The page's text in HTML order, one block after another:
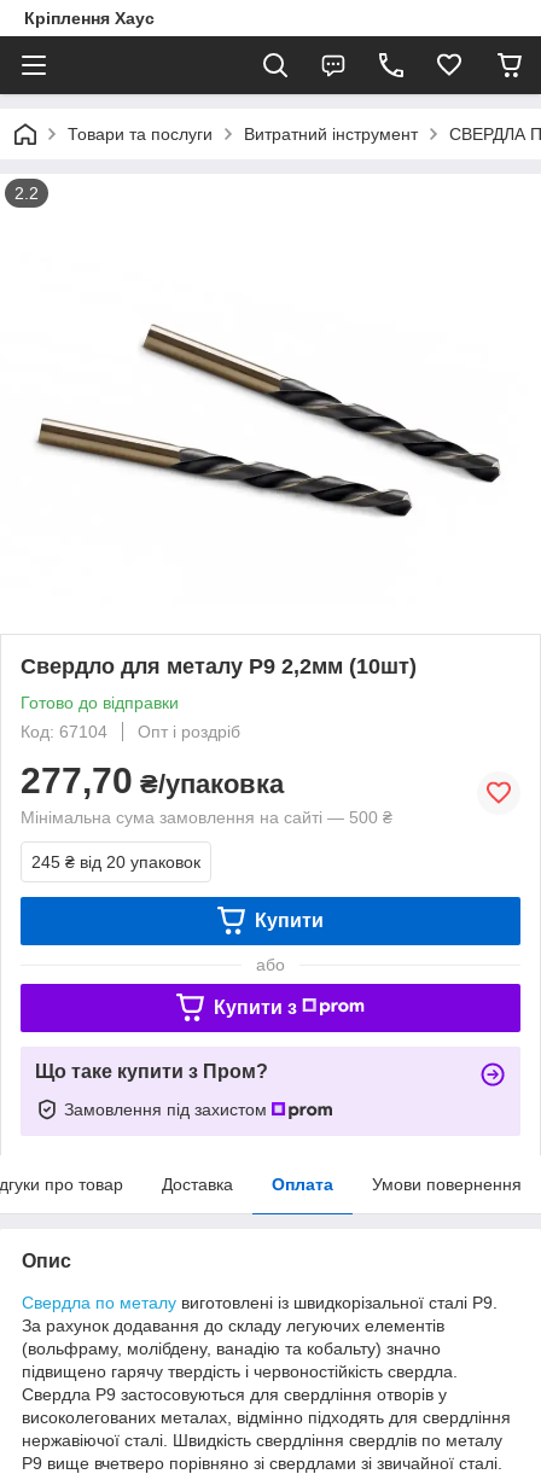
Кріплення Хаус
Товари та послуги Витратний інструмент СВЕРДЛА
2.2
Свердло для металу Р9 2,2мм (10шт)
Готово до відправки
Код: 67104
Опт і роздріб
277,70 ₴/упаковка
Мінімальна сума замовлення на сайті — 500 ₴
245 ₴ від 20 упаковок
Купити
або
Купити з
Що таке купити з Пром?
Замовлення під захистом
про товар Доставка Оплата Умови повернення
Опис
Свердла по металу виготовлені із швидкорізальної сталі Р9.
За рахунок додавання до складу легуючих елементів
(вольфраму, молібдену, ванадію та кобальту) значно
підвищено гарячу твердість і червоностійкість свердла.
Свердла Р9 застосовуються для свердління отворів у
високолегованих металах, відмінно підходять для свердління
нержавіючої сталі. Швидкість свердління свердлів по металу
Р9 вище вчетверо порівняно зі свердлами зі звичайної сталі.